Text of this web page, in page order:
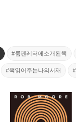
#룸펜레터에소개된책
#책읽어주는나의서재